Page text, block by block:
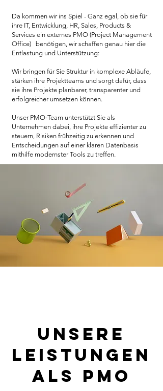
Da kommen wir ins Spiel - Ganz egal, ob sie für
ihre IT, Entwicklung, HR, Sales, Products &
Services ein externes PMO (Project Management
Office) benötigen, wir schaffen genau hier die
Entlastung und Unterstützung:
Wir bringen für Sie Struktur in komplexe Abläufe,
stärken ihre Projektteams und sorgt dafür, dass
sie ihre Projekte planbarer, transparenter und
erfolgreicher umsetzen können.
Unser PMO‑Team unterstützt Sie als
Unternehmen dabei, ihre Projekte effizienter zu
steuern, Risiken frühzeitig zu erkennen und
Entscheidungen auf einer klaren Datenbasis
mithilfe modernster Tools zu treffen.
Unsere
Leistungen
als PMO